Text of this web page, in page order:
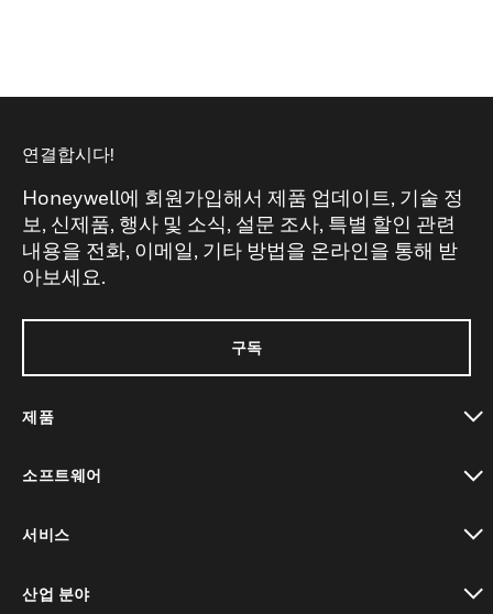
연결합시다!
Honeywell에 회원가입해서 제품 업데이트, 기술 정
보, 신제품, 행사 및 소식, 설문 조사, 특별 할인 관련
내용을 전화, 이메일, 기타 방법을 온라인을 통해 받
아보세요.
구독
제품
소프트웨어
서비스
산업 분야